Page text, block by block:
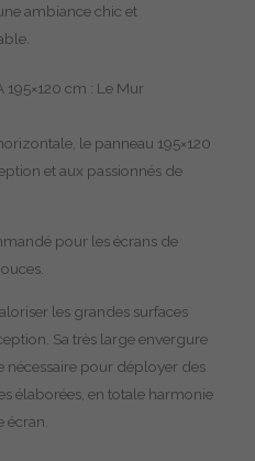
ambiance chic et
cm : Le Mur
le panneau 195×120
et aux passionnés de
pour les écrans de
les grandes surfaces
Sa très large envergure
nécessaire pour déployer des
élaborées, en totale harmonie
écran.